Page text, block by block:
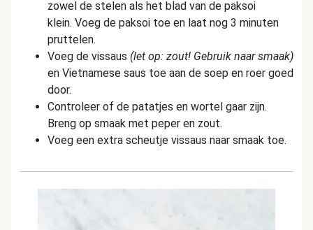
zowel de stelen als het blad van de paksoi
klein. Voeg de paksoi toe en laat nog 3 minuten
pruttelen.
Voeg de vissaus (let op: zout! Gebruik naar smaak)
en Vietnamese saus toe aan de soep en roer goed
door.
Controleer of de patatjes en wortel gaar zijn.
Breng op smaak met peper en zout.
Voeg een extra scheutje vissaus naar smaak toe.